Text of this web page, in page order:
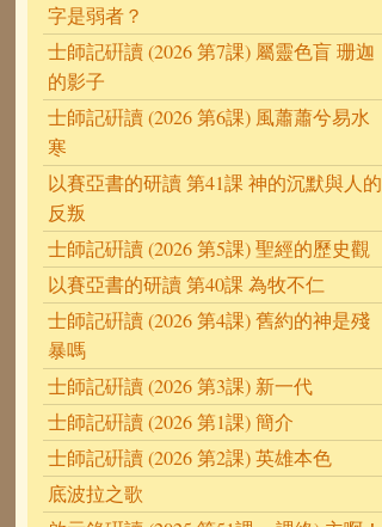
字是弱者？
士師記硏讀 (2026 第7課) 屬靈色盲 珊迦
的影子
士師記硏讀 (2026 第6課) 風蕭蕭兮易水
寒
以賽亞書的研讀 第41課 神的沉默與人的
反叛
士師記硏讀 (2026 第5課) 聖經的歷史觀
以賽亞書的研讀 第40課 為牧不仁
士師記硏讀 (2026 第4課) 舊約的神是殘
暴嗎
士師記硏讀 (2026 第3課) 新一代
士師記硏讀 (2026 第1課) 簡介
士師記硏讀 (2026 第2課) 英雄本色
底波拉之歌